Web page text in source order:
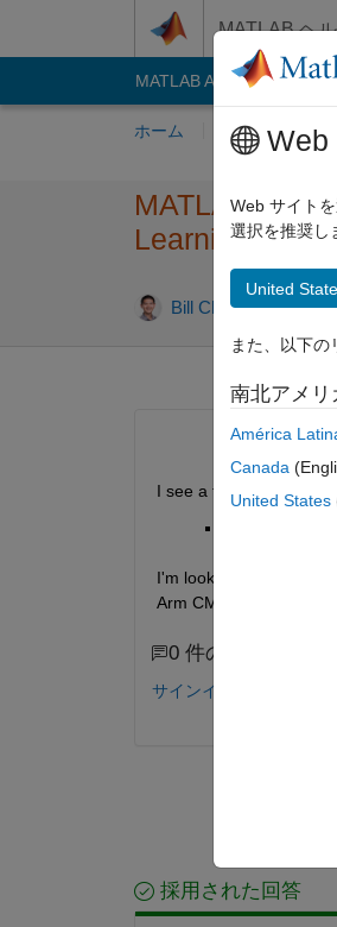
MATLAB ヘ
MATLAB Answers File
ホーム 質問する
MATLAB
Learning C
Bill Chou
I see a few deep
Deep
I'm looking to generate
Arm CMSIS-NN
0 件のコメント
サインインしてコメント
採用された回答
Web
Web サイト
選択を推奨し
United
また、以下の
南北アメリ
América
Canada
United States